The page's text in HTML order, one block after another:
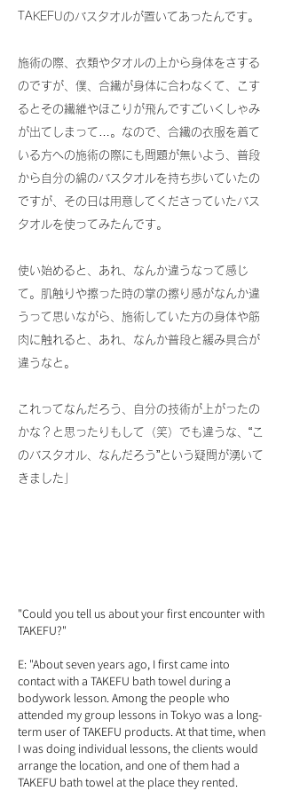
TAKEFUのバスタオルが置いてあったんです。
施術の際、衣類やタオルの上から身体をさする
のですが、僕、合繊が身体に合わなくて、こす
るとその繊維やほこりが飛んですごいくしゃみ
が出てしまって…。なので、合繊の衣服を着て
いる方への施術の際にも問題が無いよう、普段
から自分の綿のバスタオルを持ち歩いていたの
ですが、その日は用意してくださっていたバス
タオルを使ってみたんです。
使い始めると、あれ、なんか違うなって感じ
て。肌触りや擦った時の掌の擦り感がなんか違
うって思いながら、施術していた方の身体や筋
肉に触れると、あれ、なんか普段と緩み具合が
違うなと。
これってなんだろう、自分の技術が上がったの
かな？と思ったりもして（笑）でも違うな、“こ
のバスタオル、なんだろう”という疑問が湧いて
きました」
"Could you tell us about your first encounter with
TAKEFU?"
E: "About seven years ago, I first came into
contact with a TAKEFU bath towel during a
bodywork lesson. Among the people who
attended my group lessons in Tokyo was a long-
term user of TAKEFU products. At that time, when
I was doing individual lessons, the clients would
arrange the location, and one of them had a
TAKEFU bath towel at the place they rented.